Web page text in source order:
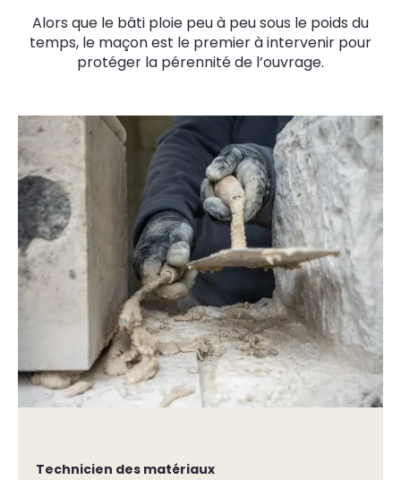
Alors que le bâti ploie peu à peu sous le poids du
temps, le maçon est le premier à intervenir pour
protéger la pérennité de l’ouvrage.
Technicien des matériaux